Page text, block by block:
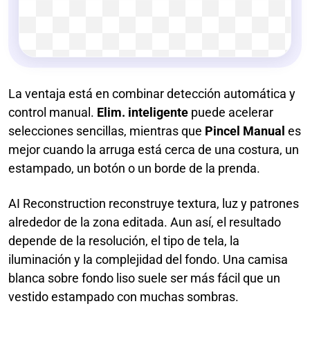
La ventaja está en combinar detección automática y
control manual. Elim. inteligente puede acelerar
selecciones sencillas, mientras que Pincel Manual es
mejor cuando la arruga está cerca de una costura, un
estampado, un botón o un borde de la prenda.
AI Reconstruction reconstruye textura, luz y patrones
alrededor de la zona editada. Aun así, el resultado
depende de la resolución, el tipo de tela, la
iluminación y la complejidad del fondo. Una camisa
blanca sobre fondo liso suele ser más fácil que un
vestido estampado con muchas sombras.